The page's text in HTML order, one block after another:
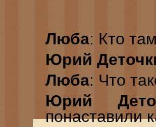
Люба: Кто
Юрий
Люба: Что
Юрий
понаставили